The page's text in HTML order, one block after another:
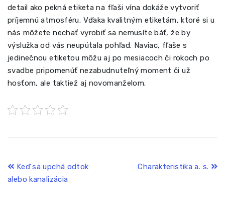
detail ako pekná etiketa na fľaši vína dokáže vytvoriť
príjemnú atmosféru. Vďaka kvalitným etiketám, ktoré si u
nás môžete nechať vyrobiť sa nemusíte báť, že by
výslužka od vás neupútala pohľad. Naviac, fľaše s
jedinečnou etiketou môžu aj po mesiacoch či rokoch po
svadbe pripomenúť nezabudnuteľný moment či už
hosťom, ale taktiež aj novomanželom.
Navigace
pro
Keď sa upchá odtok
alebo kanalizácia
Charakteristika a. s.